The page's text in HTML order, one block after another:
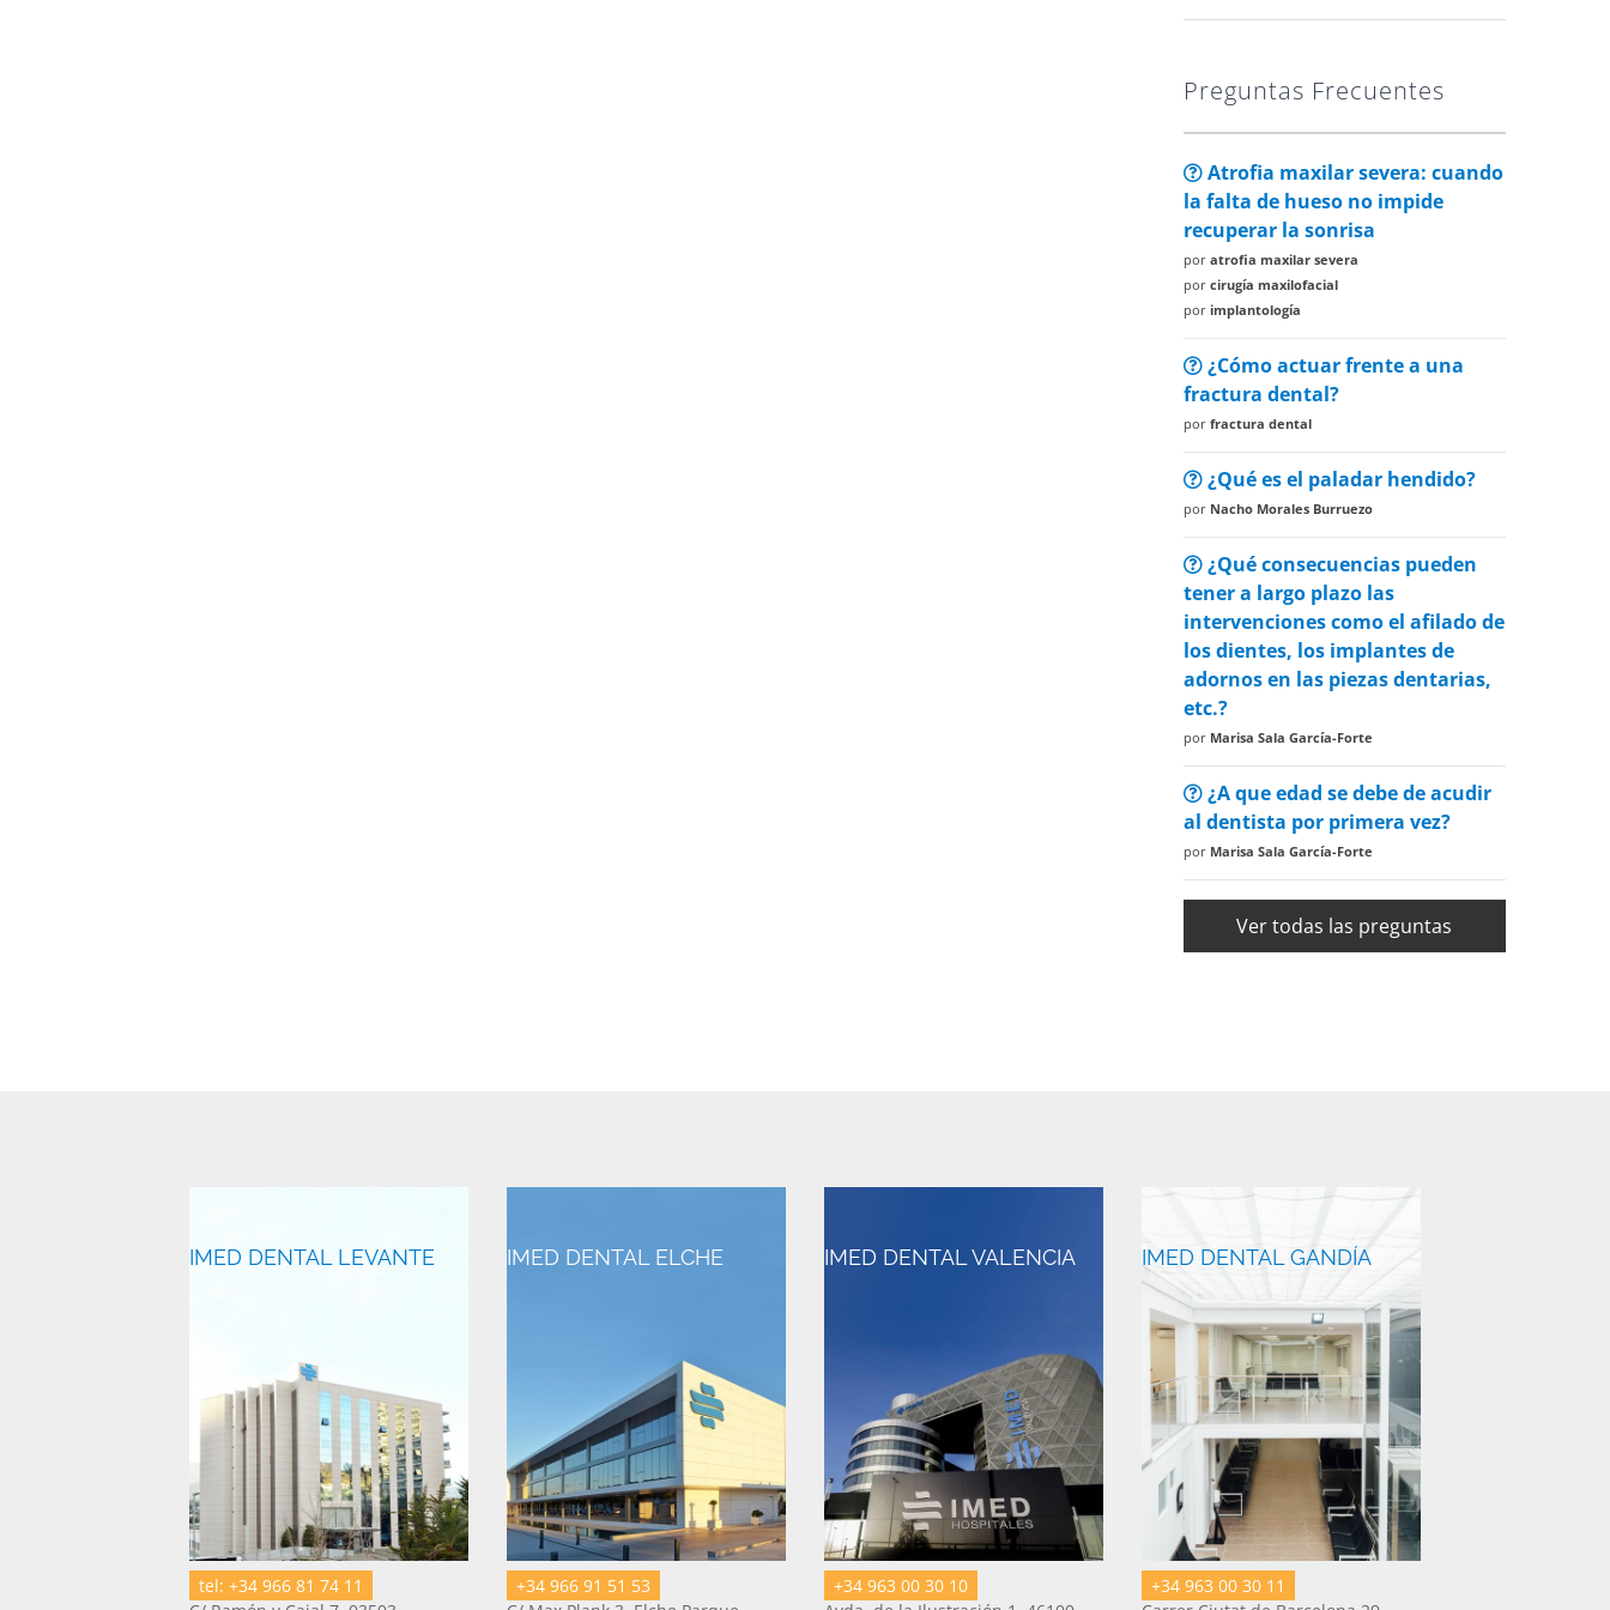
Preguntas Frecuentes
Atrofia maxilar severa: cuando
la falta de hueso no impide
recuperar la sonrisa
por atrofia maxilar severa
por cirugía maxilofacial
por implantología
¿Cómo actuar frente a una
fractura dental?
por fractura dental
¿Qué es el paladar hendido?
por Nacho Morales Burruezo
¿Qué consecuencias pueden
tener a largo plazo las
intervenciones como el afilado de
los dientes, los implantes de
adornos en las piezas dentarias,
etc.?
por Marisa Sala García-Forte
¿A que edad se debe de acudir
al dentista por primera vez?
por Marisa Sala García-Forte
Ver todas las preguntas
IMED DENTAL LEVANTE
tel: +34 966 81 74 11
IMED DENTAL ELCHE
+34 966 91 51 53
IMED DENTAL VALENCIA
+34 963 00 30 10
IMED DENTAL GANDÍA
+34 963 00 30 11